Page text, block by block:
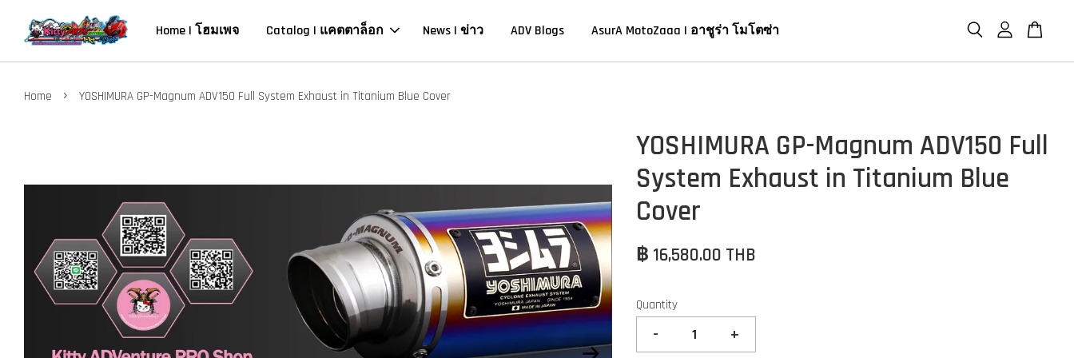
Home | โฮมเพจ Catalog | แคตตาล็อก News | ข่าว ADV Blogs AsurA MotoZaaa | อาชูร่า โมโตซ่า
Home › YOSHIMURA GP-Magnum ADV150 Full System Exhaust in Titanium Blue Cover
YOSHIMURA GP-Magnum ADV150 Full
System Exhaust in Titanium Blue
Cover
฿ 16,580.00 THB
Quantity
- +